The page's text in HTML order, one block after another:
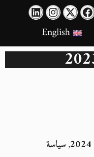
English
,سياسة